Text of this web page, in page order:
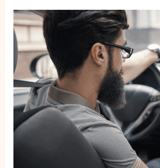
Gsm
achter
het
stuur:
Rijbewijs
kwijt
in
West-
Vlaanderen